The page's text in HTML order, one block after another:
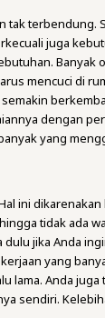
tak terbendung.
juga
Banyak
mencuci di
dengan
yang
ini
tidak ada
jika Anda
yang
Anda
sendiri.